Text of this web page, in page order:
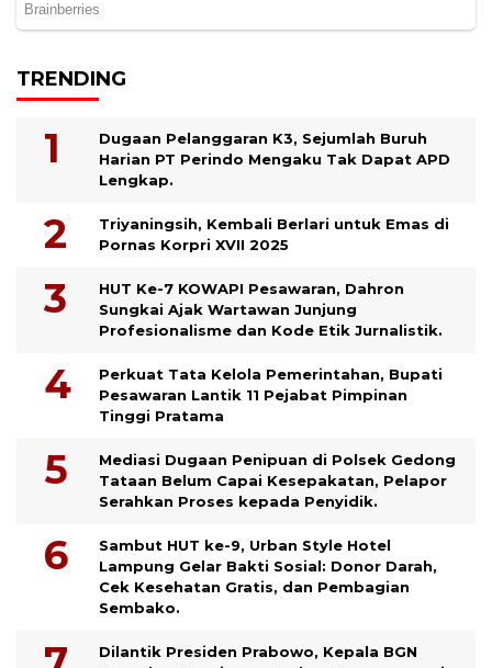
TRENDING
Dugaan Pelanggaran K3, Sejumlah Buruh
Harian PT Perindo Mengaku Tak Dapat APD
Lengkap.
Triyaningsih, Kembali Berlari untuk Emas di
Pornas Korpri XVII 2025
HUT Ke-7 KOWAPI Pesawaran, Dahron
Sungkai Ajak Wartawan Junjung
Profesionalisme dan Kode Etik Jurnalistik.
Perkuat Tata Kelola Pemerintahan, Bupati
Pesawaran Lantik 11 Pejabat Pimpinan
Tinggi Pratama
Mediasi Dugaan Penipuan di Polsek Gedong
Tataan Belum Capai Kesepakatan, Pelapor
Serahkan Proses kepada Penyidik.
Sambut HUT ke-9, Urban Style Hotel
Lampung Gelar Bakti Sosial: Donor Darah,
Cek Kesehatan Gratis, dan Pembagian
Sembako.
Dilantik Presiden Prabowo, Kepala BGN